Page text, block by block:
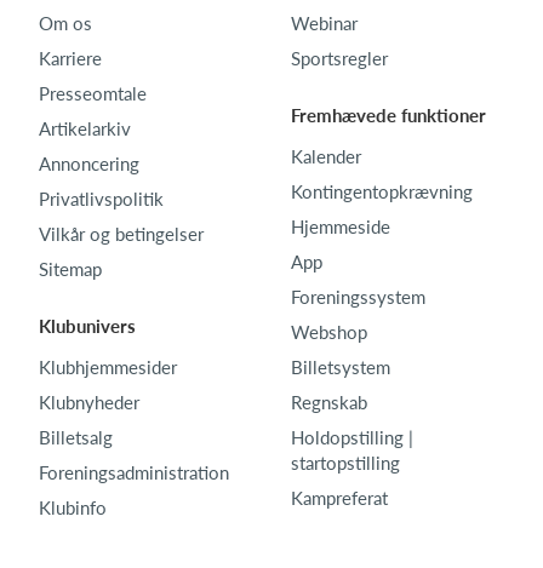
Om os
Karriere
Presseomtale
Artikelarkiv
Annoncering
Privatlivspolitik
Vilkår og betingelser
Sitemap
Klubunivers
Klubhjemmesider
Klubnyheder
Billetsalg
Foreningsadministration
Klubinfo
Webinar
Sportsregler
Fremhævede funktioner
Kalender
Kontingentopkrævning
Hjemmeside
App
Foreningssystem
Webshop
Billetsystem
Regnskab
Holdopstilling |
startopstilling
Kampreferat